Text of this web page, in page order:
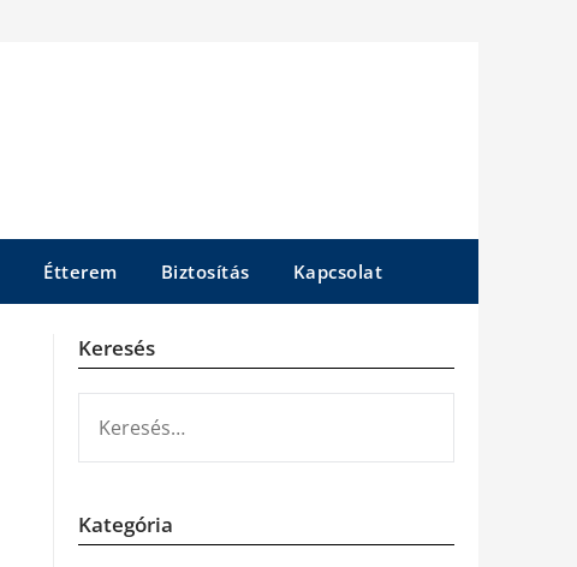
Étterem Biztosítás Kapcsolat
Keresés
Kategória